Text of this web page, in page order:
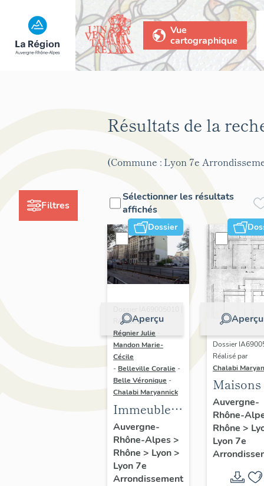
Vue
cartographique
Filtres
Résultats de la
(Commune : Lyon 7e
Sélectionner les résultats
affichés
Dossier
Aperçu
Réalisé par
Régnier Julie
Mandon Marie-
Cécile
- Belleville Coralie -
Belle Véronique -
Chalabi Maryannick
Immeubles
du secteur
d'étude La
Guillotière
Auvergne-
Rhône-Alpes>
Rhône > Lyon>
Lyon 7e
Arrondissement
Aperçu
Dossier
Réalisé par
Chalabi
Maisons
Auvergne-
Rhône-
Rhône >
Lyon 7e